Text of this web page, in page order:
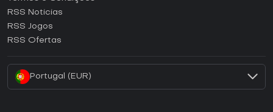
Como ativar uma CD Key Ubisoft Connect?
RSS Noticias
RSS Jogos
RSS Ofertas
Portugal (EUR)